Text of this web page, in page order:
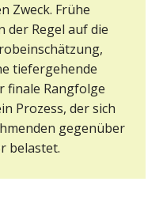
Zweck. Frühe
der Regel auf die
tiefergehende
finale Rangfolge
Prozess, der sich
gegenüber
belastet.